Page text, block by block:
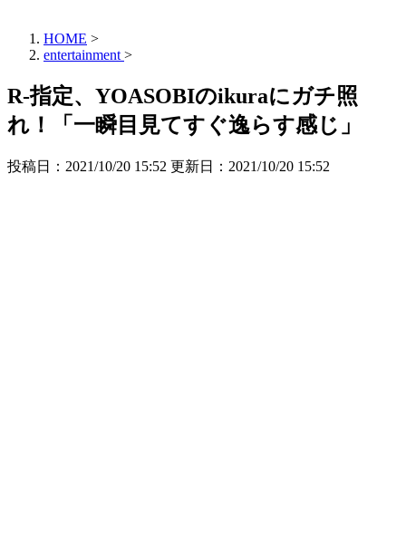
HOME >
entertainment >
R-指定、YOASOBIのikuraにガチ照
れ！「一瞬目見てすぐ逸らす感じ」
投稿日：2021/10/20 15:52 更新日： 2021/10/20 15:52